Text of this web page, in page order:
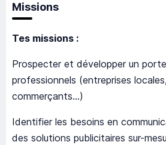
Missions
Tes missions :
Prospecter et développer un
professionnels (entreprises
commerçants…)
Identifier les besoins en
des solutions publicitaires sur-